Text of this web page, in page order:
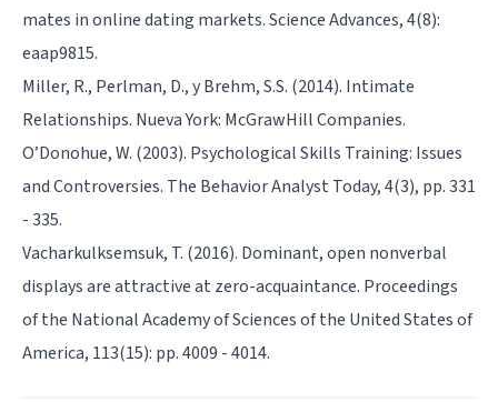
mates in online dating markets. Science Advances, 4(8):
eaap9815.
Miller, R., Perlman, D., y Brehm, S.S. (2014). Intimate
Relationships. Nueva York: McGrawHill Companies.
O’Donohue, W. (2003). Psychological Skills Training: Issues
and Controversies. The Behavior Analyst Today, 4(3), pp. 331
- 335.
Vacharkulksemsuk, T. (2016). Dominant, open nonverbal
displays are attractive at zero-acquaintance. Proceedings
of the National Academy of Sciences of the United States of
America, 113(15): pp. 4009 - 4014.